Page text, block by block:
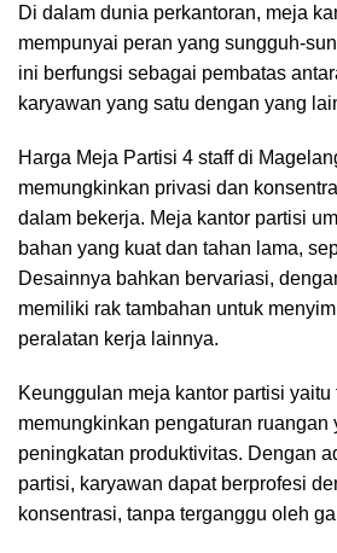
Di dalam dunia perkantoran, meja
mempunyai peran yang sungguh-
ini berfungsi sebagai pembatas
karyawan yang satu dengan yang
Harga Meja Partisi 4 staff di
memungkinkan privasi dan
dalam bekerja. Meja kantor partisi
bahan yang kuat dan tahan lama,
Desainnya bahkan bervariasi,
memiliki rak tambahan untuk
peralatan kerja lainnya.
Keunggulan meja kantor partisi
memungkinkan pengaturan ruangan
peningkatan produktivitas. Dengan
partisi, karyawan dapat berprofesi
konsentrasi, tanpa terganggu oleh